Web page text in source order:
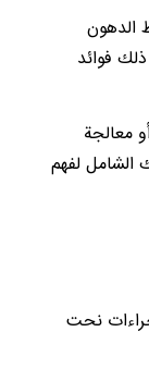
فوائد
معالجة
لفهم
نحت